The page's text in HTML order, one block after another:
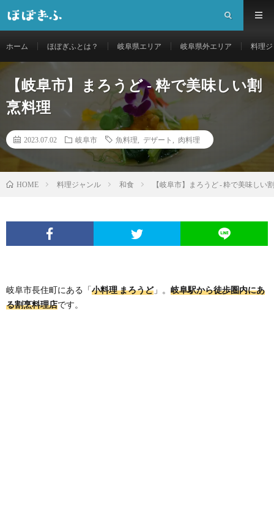
ホーム ほぼぎふとは？ 岐阜県エリア 岐阜県外エリア 料理
【岐阜市】まろうど ‐ 粋で美味しい割
烹料理
2023.07.02 岐阜市 魚料理 デザート 肉料理
HOME 料理ジャンル 和食 【岐阜市】まろうど ‐ 粋で美味しい
岐阜市長住町にある「小料理 まろうど」。 岐阜駅から徒歩圏内にあ
る割烹料理店です。